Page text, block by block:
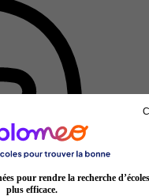
pour rendre la recherche
plus efficace.